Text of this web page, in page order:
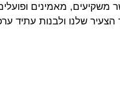
מאמינים
שלנו ולבנות עתיד